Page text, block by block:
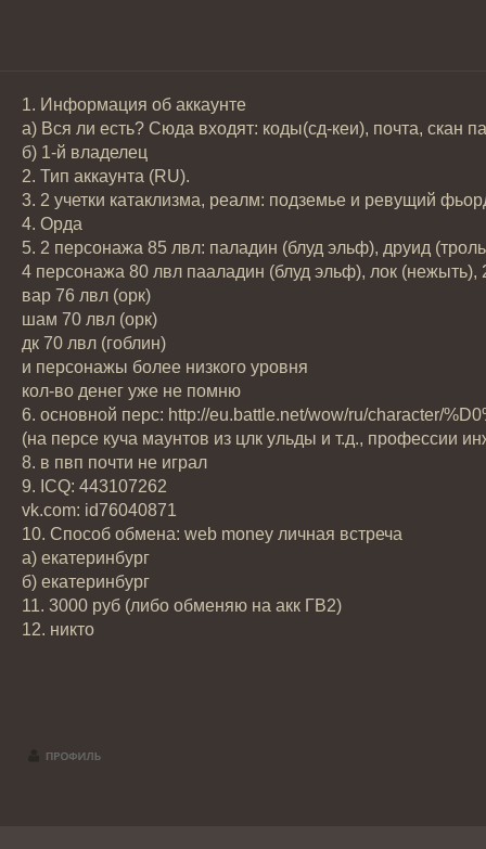
1. Информация об аккаунте
а) Вся ли есть? Сюда входят: коды(сд-кеи), почта, скан
б) 1-й владелец
2. Тип аккаунта (RU).
3. 2 учетки катаклизма, реалм: подземье и ревущий
4. Орда
5. 2 персонажа 85 лвл: паладин (блуд эльф), друид
4 персонажа 80 лвл пааладин (блуд эльф), лок (нежыть),
вар 76 лвл (орк)
шам 70 лвл (орк)
дк 70 лвл (гоблин)
и персонажы более низкого уровня
кол-во денег уже не помню
6. основной перс: http://eu.battle.net/wow/ru/character/
(на персе куча маунтов из цлк ульды и т.д., профессии
8. в пвп почти не играл
9. ICQ: 443107262
vk.com: id76040871
10. Способ обмена: web money личная встреча
а) екатеринбург
б) екатеринбург
11. 3000 руб (либо обменяю на акк ГВ2)
12. никто